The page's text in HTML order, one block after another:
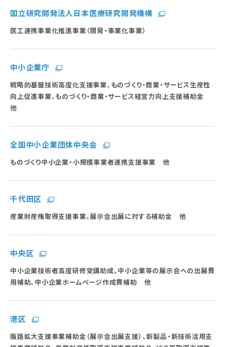
国立研究開発法人日本医療研究開発機構
医工連携事業化推進事業（開発・事業化事業）
中小企業庁
戦略的基盤技術高度化支援事業、ものづくり・商業・サービス生産性
向上促進事業、ものづくり・商業・サービス経営力向上支援補助金
他
全国中小企業団体中央会
ものづくり中小企業・小規模事業者連携支援事業 他
千代田区
産業財産権取得支援事業、展示会出展に対する補助金 他
中央区
中小企業技術者高度研修受講助成、中小企業等の展示会への出展費
用補助、中小企業ホームページ作成費補助 他
港区
販路拡大支援事業補助金（展示会出展支援）、新製品・新技術活用支